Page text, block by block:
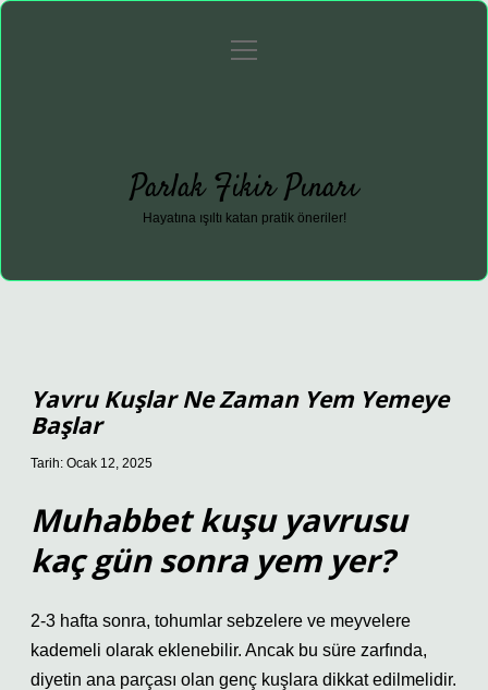
Gizlilik Politikası
menüyü
Parlak Fikir Pınarı
Hayatına ışıltı katan pratik öneriler!
Yavru Kuşlar Ne Zaman Yem Yemeye
Başlar
Tarih: Ocak 12, 2025
Muhabbet kuşu yavrusu
kaç gün sonra yem yer?
2-3 hafta sonra, tohumlar sebzelere ve meyvelere
kademeli olarak eklenebilir. Ancak bu süre zarfında,
diyetin ana parçası olan genç kuşlara dikkat edilmelidir.